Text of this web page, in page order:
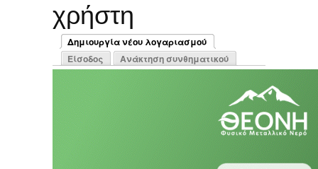
χρήστη
Πρωτεύουσες καρτέλες
Δημιουργία νέου λογαριασμού
(ενεργή καρτέλα)
Είσοδος Ανάκτηση συνθηματικού